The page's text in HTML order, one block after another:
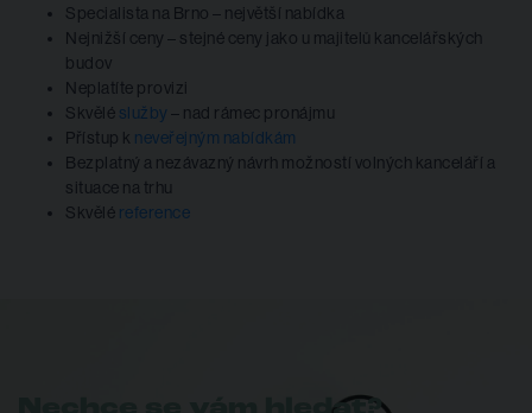
Specialista na Brno – největší nabídka
Nejnižší ceny – stejné ceny jako u majitelů kancelářských
budov
Neplatíte provizi
Skvělé služby – nad rámec pronájmu
Přístup k neveřejným nabídkám
Bezplatný a nezávazný návrh možností volných kanceláří a
situace na trhu
Skvělé reference